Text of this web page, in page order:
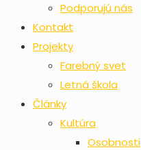
Podporujú nás
Kontakt
Projekty
Farebný svet
Letná škola
Články
Kultúra
Osobnosti